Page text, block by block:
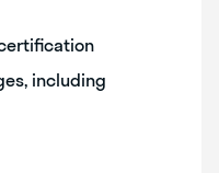
certification
including